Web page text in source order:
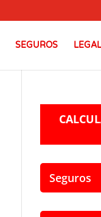
SEGUROS LEGAL
Seguros